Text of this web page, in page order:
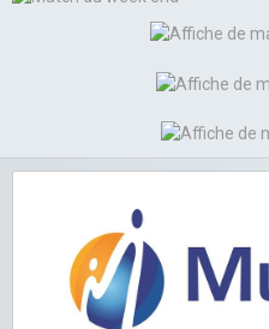
Sondages